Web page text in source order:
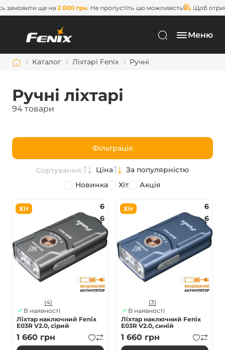
ще на 2 000 грн. Не пропустіть цю можливість! Щоб отримати
Меню
Каталог Ліхтарі Fenix Ручні
Ручні ліхтарі
94 товари
Фільтрація
Сортування: Ціна
За популярністю
Новинка
Хіт Акція
Хіт
6
6
(4)
В наявності
Ліхтар наключний Fenix
E03R V2.0, сірий
1 660 грн
Хіт
6
6
(3)
В наявності
Ліхтар наключний Fenix
E03R V2.0, синій
1 660 грн